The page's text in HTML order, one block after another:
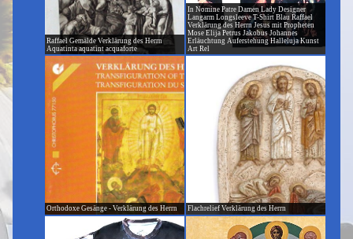
Raffael Gemälde Verklärung des Herrn
Aquatinta aquatint acquaforte
In Nomine Patre Damen Lady Designer
Langarm Longsleeve T-Shirt Blau Raffael
Verklärung des Herrn Jesus mit Propheten
Mose Elija Petrus Jakobus Johannes
Erläuchtung Auferstehung Halleluja Kunst
Art Rel
Orthodoxe Gesänge - Verklärung des Herrn Flachrelief Verklärung des Herrn